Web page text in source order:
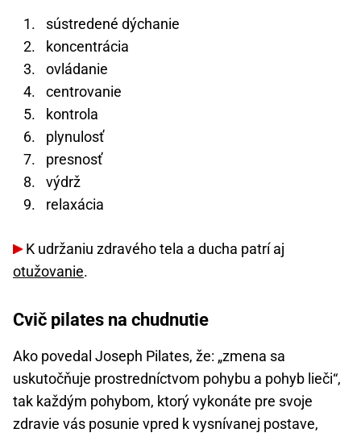
sústredené dýchanie
koncentrácia
ovládanie
centrovanie
kontrola
plynulosť
presnosť
výdrž
relaxácia
K udržaniu zdravého tela a ducha patrí aj
otužovanie.
Cvič pilates na chudnutie
Ako povedal Joseph Pilates, že: „zmena sa
uskutočňuje prostredníctvom pohybu a pohyb lieči“,
tak každým pohybom, ktorý vykonáte pre svoje
zdravie vás posunie vpred k vysnívanej postave,